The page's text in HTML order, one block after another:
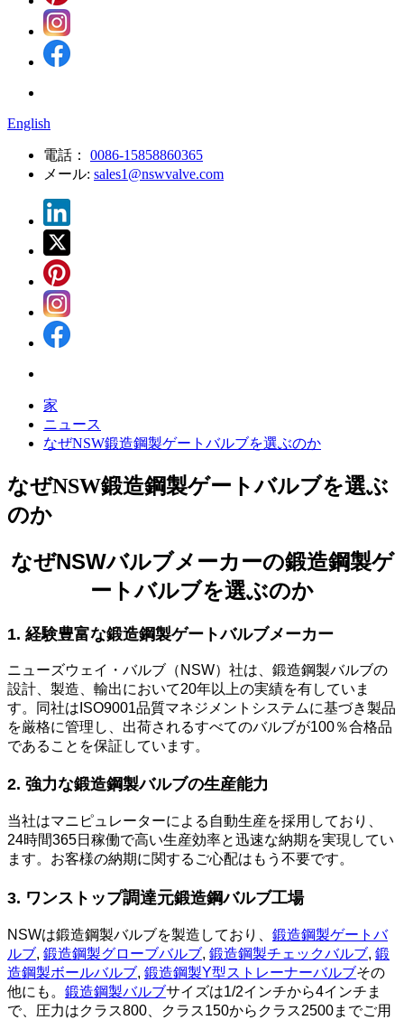
English
電話：
0086-15858860365
メール: sales1@nswvalve.com
家
ニュース
なぜNSW鍛造鋼製ゲートバルブを選ぶのか
なぜNSW鍛造鋼製ゲートバルブを選ぶ
のか
なぜNSWバルブメーカーの鍛造鋼製ゲ
ートバルブを選ぶのか
1. 経験豊富な鍛造鋼製ゲートバルブメーカー
ニューズウェイ・バルブ（NSW）社は、鍛造鋼製バルブの
設計、製造、輸出において20年以上の実績を有していま
す。同社はISO9001品質マネジメントシステムに基づき製品
を厳格に管理し、出荷されるすべてのバルブが100％合格品
であることを保証しています。
2. 強力な鍛造鋼製バルブの生産能力
当社はマニピュレーターによる自動生産を採用しており、
24時間365日稼働で高い生産効率と迅速な納期を実現してい
ます。お客様の納期に関するご心配はもう不要です。
3. ワンストップ調達元鍛造鋼バルブ工場
NSWは鍛造鋼製バルブを製造しており、 鍛造鋼製ゲートバ
ルブ, 鍛造鋼製グローブバルブ, 鍛造鋼製チェックバルブ, 鍛
造鋼製ボールバルブ, 鍛造鋼製Y型ストレーナーバルブその
他にも。 鍛造鋼製バルブサイズは1/2インチから4インチま
で、圧力はクラス800、クラス150からクラス2500までご用